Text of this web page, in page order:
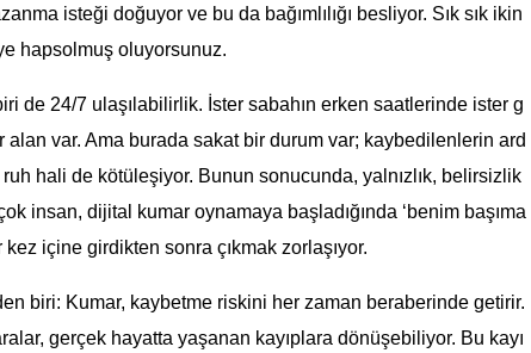
isteği doğuyor ve bu da bağımlılığı besliyor. Sık sık ikin
hapsolmuş oluyorsunuz.
de 24/7 ulaşılabilirlik. İster sabahın erken saatlerinde ister g
alan var. Ama burada sakat bir durum var; kaybedilenlerin ard
hali de kötüleşiyor. Bunun sonucunda, yalnızlık, belirsizlik
insan, dijital kumar oynamaya başladığında ‘benim başıma
içine girdikten sonra çıkmak zorlaşıyor.
biri: Kumar, kaybetme riskini her zaman beraberinde getirir.
gerçek hayatta yaşanan kayıplara dönüşebiliyor. Bu kayı